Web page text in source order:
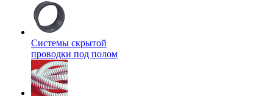
Системы скрытой
проводки под полом